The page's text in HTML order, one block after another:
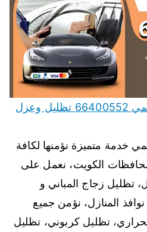
تظليل زجاج المنزل السالمي 66400552 تظليل وعزل
خدمة متميزة نؤمنها لكافة
الكويت، نعمل على
تظليل زجاج المباني و
المنازل، نؤمن جميع
تظليل كربوني، تظليل